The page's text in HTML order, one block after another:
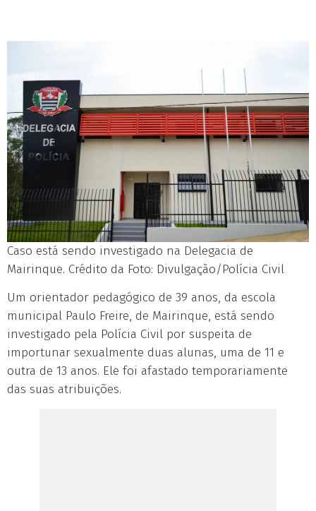
Caso está sendo investigado na Delegacia de
Mairinque. Crédito da Foto: Divulgação/Polícia Civil
Um orientador pedagógico de 39 anos, da escola
municipal Paulo Freire, de Mairinque, está sendo
investigado pela Polícia Civil por suspeita de
importunar sexualmente duas alunas, uma de 11 e
outra de 13 anos. Ele foi afastado temporariamente
das suas atribuições.